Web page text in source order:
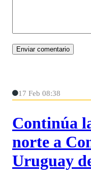
17 Feb 08:38
Continúa
norte a
Uruguay